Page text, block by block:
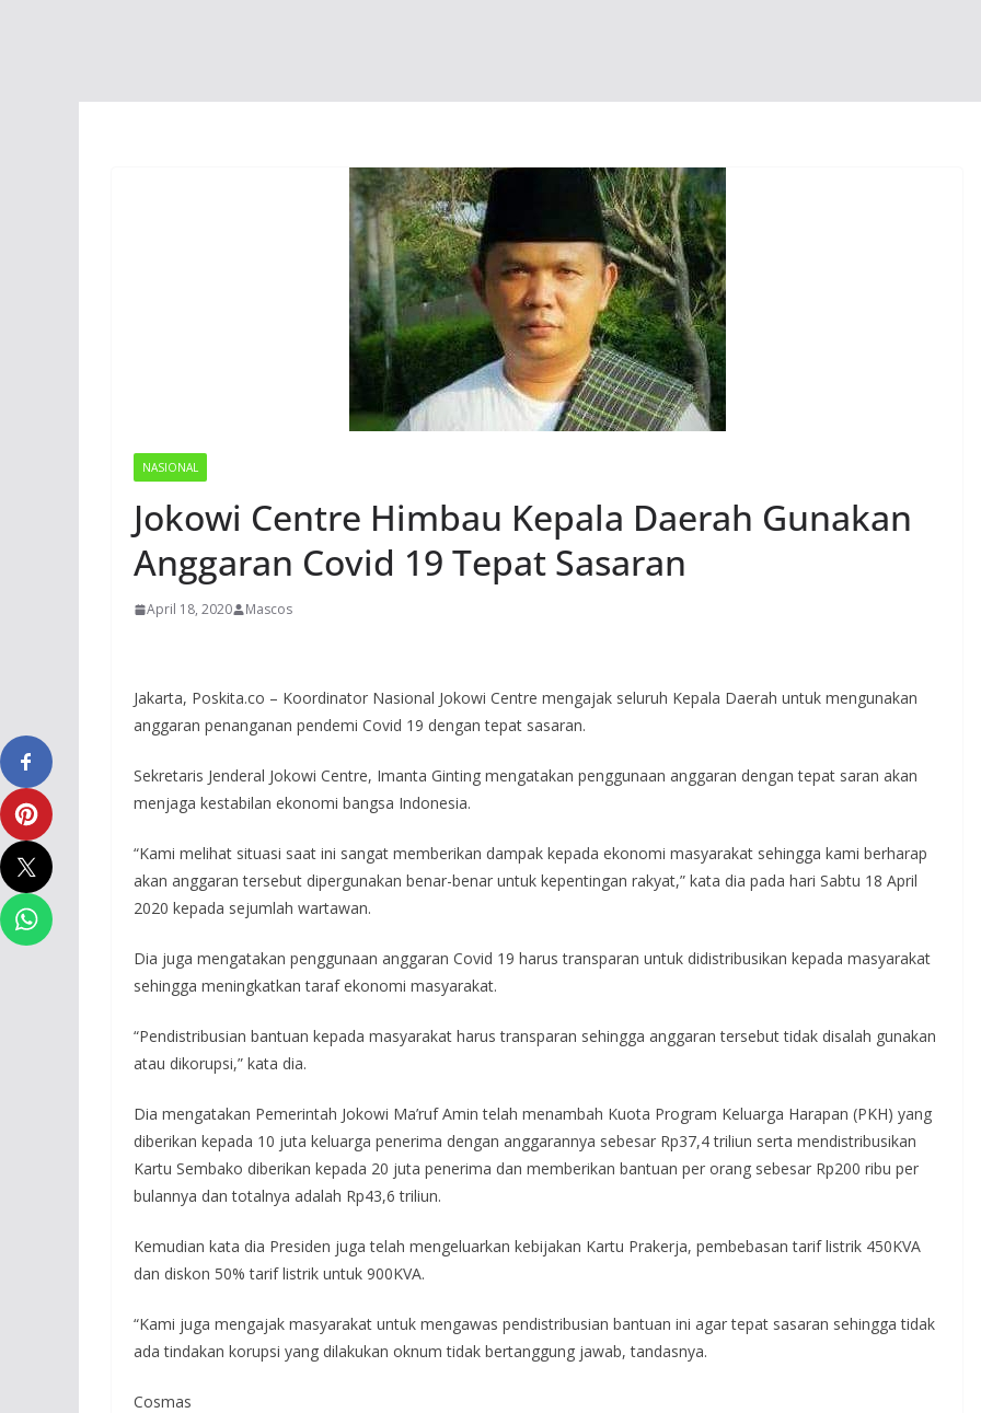
NASIONAL
Jokowi Centre Himbau Kepala Daerah Gunakan
Anggaran Covid 19 Tepat Sasaran
April 18, 2020 Mascos
Jakarta, Poskita.co – Koordinator Nasional Jokowi Centre mengajak seluruh Kepala Daerah untuk mengunakan
anggaran penanganan pendemi Covid 19 dengan tepat sasaran.
Sekretaris Jenderal Jokowi Centre, Imanta Ginting mengatakan penggunaan anggaran dengan tepat saran akan
menjaga kestabilan ekonomi bangsa Indonesia.
“Kami melihat situasi saat ini sangat memberikan dampak kepada ekonomi masyarakat sehingga kami berharap
akan anggaran tersebut dipergunakan benar-benar untuk kepentingan rakyat,” kata dia pada hari Sabtu 18 April
2020 kepada sejumlah wartawan.
Dia juga mengatakan penggunaan anggaran Covid 19 harus transparan untuk didistribusikan kepada masyarakat
sehingga meningkatkan taraf ekonomi masyarakat.
“Pendistribusian bantuan kepada masyarakat harus transparan sehingga anggaran tersebut tidak disalah gunakan
atau dikorupsi,” kata dia.
Dia mengatakan Pemerintah Jokowi Ma’ruf Amin telah menambah Kuota Program Keluarga Harapan (PKH) yang
diberikan kepada 10 juta keluarga penerima dengan anggarannya sebesar Rp37,4 triliun serta mendistribusikan
Kartu Sembako diberikan kepada 20 juta penerima dan memberikan bantuan per orang sebesar Rp200 ribu per
bulannya dan totalnya adalah Rp43,6 triliun.
Kemudian kata dia Presiden juga telah mengeluarkan kebijakan Kartu Prakerja, pembebasan tarif listrik 450KVA
dan diskon 50% tarif listrik untuk 900KVA.
“Kami juga mengajak masyarakat untuk mengawas pendistribusian bantuan ini agar tepat sasaran sehingga tidak
ada tindakan korupsi yang dilakukan oknum tidak bertanggung jawab, tandasnya.
Cosmas